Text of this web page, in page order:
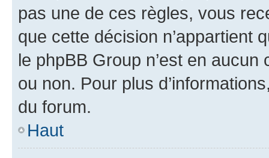
pas une de ces règles, vous
que cette décision n’appartient
le phpBB Group n’est en
ou non. Pour plus
du forum.
Haut